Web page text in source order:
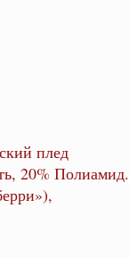
плед
20% Полиамид.